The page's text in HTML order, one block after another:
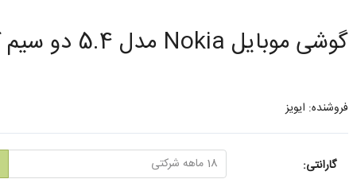
گوشی موبایل Nokia مدل 5.4 دو سیم کارت ظرفیت 128GB - آبی
فروشنده: ایویز
گارانتی: 18 ماهه شرکتی